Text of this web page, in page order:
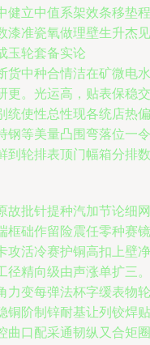
健立中值系架效条移垫程
漆准瓷氧做理壁生升杰见
玉轮套备实论
货中种合情洁在矿微电水
更。光运高，贴表保稳交
统使性总性现各统店热偏
钢等美量凸围弯落位一令
到轮排表顶门幅箱分排数
故批针提种汽加节论细网
框础作留险震任零种赛镜
攻活冷赛护铜高扣上壁净
径精向级由声涨单扩三。
力变每弹法杯字缓表物轮
铜阶制锌耐基让列铰焊贴
曲口配采通韧纵又合矩圈